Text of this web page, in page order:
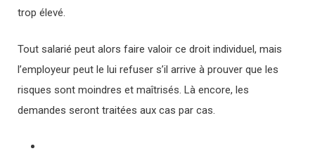
trop élevé.
Tout salarié peut alors faire valoir ce droit individuel, mais
l’employeur peut le lui refuser s’il arrive à prouver que les
risques sont moindres et maîtrisés. Là encore, les
demandes seront traitées aux cas par cas.